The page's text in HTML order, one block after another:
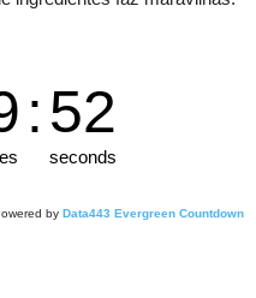
:51
seconds
by Data443 Evergreen Countdown